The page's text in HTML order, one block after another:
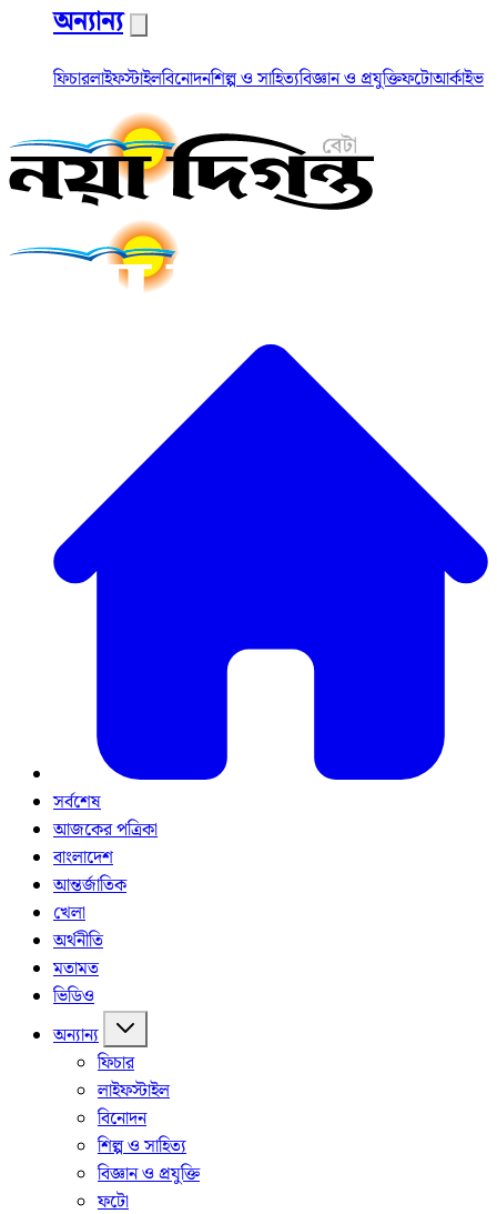
অন্যান্য
ফিচারলাইফস্টাইলবিনোদনশিল্প ও সাহিত্যবিজ্ঞান ও প্রযুক্তিফটোআর্কাইভ
সর্বশেষ
আজকের পত্রিকা
বাংলাদেশ
আন্তর্জাতিক
খেলা
অর্থনীতি
মতামত
ভিডিও
অন্যান্য
ফিচার
লাইফস্টাইল
বিনোদন
শিল্প ও সাহিত্য
বিজ্ঞান ও প্রযুক্তি
ফটো